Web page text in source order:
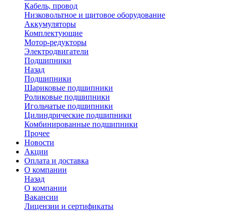
Кабель, провод
Низковольтное и щитовое оборудование
Аккумуляторы
Комплектующие
Мотор-редукторы
Электродвигатели
Подшипники
Назад
Подшипники
Шариковые подшипники
Роликовые подшипники
Игольчатые подшипники
Цилиндрические подшипники
Комбинированные подшипники
Прочее
Новости
Акции
Оплата и доставка
О компании
Назад
О компании
Вакансии
Лицензии и сертификаты